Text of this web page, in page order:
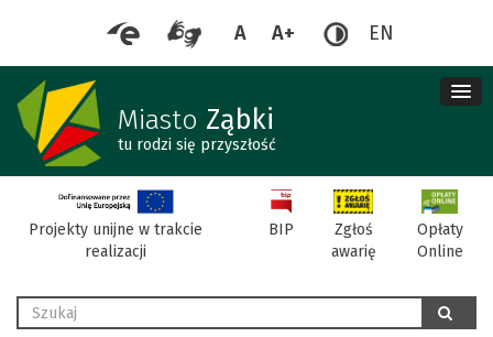
A A+ EN
Miasto Ząbki
tu rodzi się przyszłość
Projekty unijne w trakcie
realizacji
BIP
Zgłoś
awarię
Opłaty
Online
Wyszukaj szukaj